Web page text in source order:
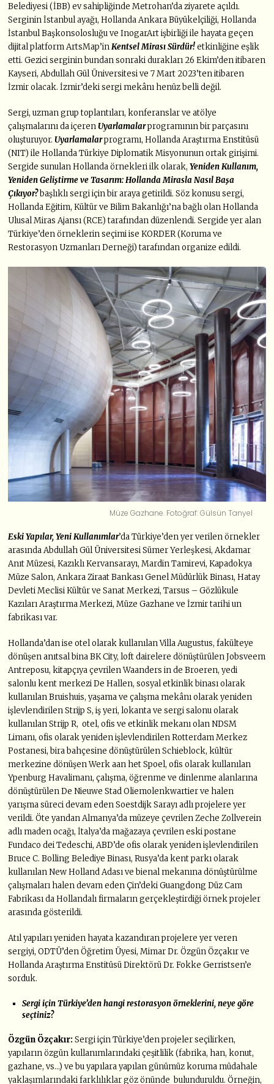
Belediyesi (İBB) ev sahipliğinde Metrohan’da ziyarete açıldı.
Serginin İstanbul ayağı, Hollanda Ankara Büyükelçiliği, Hollanda
İstanbul Başkonsolosluğu ve InogarArt işbirliği ile hayata geçen
dijital platform ArtsMap’inKentsel Mirası Sürdür!etkinliğine eşlik
etti. Gezici serginin bundan sonraki durakları 26 Ekim’den itibaren
Kayseri, Abdullah Gül Üniversitesi ve 7 Mart 2023’ten itibaren
İzmir olacak. İzmir’deki sergi mekânı henüz belli değil.
Sergi, uzman grup toplantıları, konferanslar ve atölye
çalışmalarını da içerenUyarlamalarprogramının bir parçasını
oluşturuyor.Uyarlamalarprogramı, Hollanda Araştırma Enstitüsü
(NIT) ile Hollanda Türkiye Diplomatik Misyonunun ortak girişimi.
Sergide sunulan Hollanda örnekleri ilk olarak,Yeniden Kullanım,
Yeniden Geliştirme ve Tasarım: Hollanda Mirasla Nasıl Başa
Çıkıyor?başlıklı sergi için bir araya getirildi. Söz konusu sergi,
Hollanda Eğitim, Kültür ve Bilim Bakanlığı’na bağlı olan Hollanda
Ulusal Miras Ajansı (RCE) tarafından düzenlendi. Sergide yer alan
Türkiye’den örneklerin seçimi ise KORDER (Koruma ve
Restorasyon Uzmanları Derneği) tarafından organize edildi.
Müze Gazhane. Fotoğraf: Gülsün Tanyel
Eski Yapılar, Yeni Kullanımlar’da Türkiye’den yer verilen örnekler
arasında Abdullah Gül Üniversitesi Sümer Yerleşkesi, Akdamar
Anıt Müzesi, Kazıklı Kervansarayı, Mardin Tamirevi, Kapadokya
Müze Salon, Ankara Ziraat Bankası Genel Müdürlük Binası, Hatay
Devleti Meclisi Kültür ve Sanat Merkezi, Tarsus – Gözlükule
Kazıları Araştırma Merkezi, Müze Gazhane ve İzmir tarihi un
fabrikası var.
Hollanda’dan ise otel olarak kullanılan Villa Augustus, fakülteye
dönüşen anıtsal bina BK City, loft dairelere dönüştürülen Jobsveem
Antreposu, kitapçıya çevrilen Waanders in de Broeren, yedi
salonlu kent merkezi De Hallen, sosyal etkinlik binası olarak
kullanılan Bruishuis, yaşama ve çalışma mekânı olarak yeniden
işlevlendirilen Strijp S, iş yeri, lokanta ve sergi salonu olarak
kullanılan Strijp R, otel, ofis ve etkinlik mekanı olan NDSM
Limanı, ofis olarak yeniden işlevlendirilen Rotterdam Merkez
Postanesi, bira bahçesine dönüştürülen Schieblock, kültür
merkezine dönüşen Werk aan het Spoel, ofis olarak kullanılan
Ypenburg Havalimanı, çalışma, öğrenme ve dinlenme alanlarına
dönüştürülen De Nieuwe Stad Oliemolenkwartier ve halen
yarışma süreci devam eden Soestdijk Sarayı adlı projelere yer
verildi. Öte yandan Almanya’da müzeye çevrilen Zeche Zollverein
adlı maden ocağı, İtalya’da mağazaya çevrilen eski postane
Fundaco dei Tedeschi, ABD’de ofis olarak yeniden işlevlendirilen
Bruce C. Bolling Belediye Binası, Rusya’da kent parkı olarak
kullanılan New Holland Adası ve bienal mekanına dönüştürülme
çalışmaları halen devam eden Çin’deki Guangdong Düz Cam
Fabrikası da Hollandalı firmaların gerçekleştirdiği örnek projeler
arasında gösterildi.
Atıl yapıları yeniden hayata kazandıran projelere yer veren
sergiyi, ODTÜ’den Öğretim Üyesi, Mimar Dr. Özgün Özçakır ve
Hollanda Araştırma Enstitüsü Direktörü Dr. Fokke Gerristsen’e
sorduk.
Sergi için Türkiye’den hangi restorasyon örneklerini, neye göre
seçtiniz?
Özgün Özçakır: Sergi için Türkiye’den projeler seçilirken,
yapıların özgün kullanımlarındaki çeşitlilik (fabrika, han, konut,
gazhane, vs…) ve bu yapılara yapılan günümüz koruma müdahale
yaklaşımlarındaki farklılıklar göz önünde bulunduruldu. Örneğin,